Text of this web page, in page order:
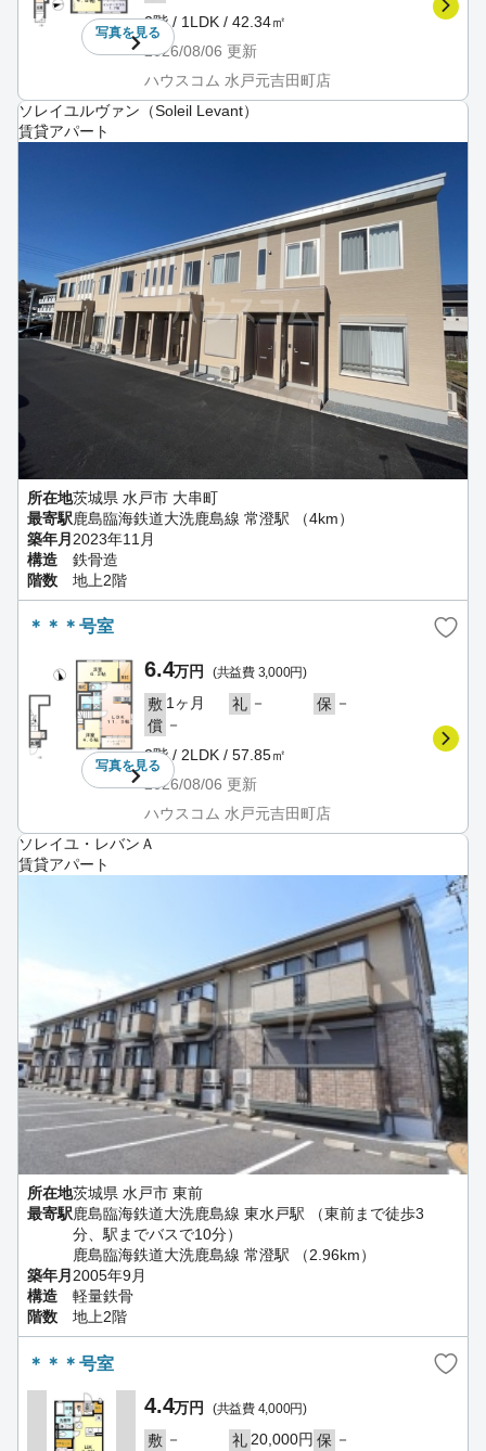
写真を見る
2階 / 1LDK / 42.34㎡
2026/08/06 更新
ハウスコム 水戸元吉田町店
ソレイユルヴァン（Soleil Levant）
賃貸アパート
所在地茨城県 水戸市 大串町
最寄駅鹿島臨海鉄道大洗鹿島線 常澄駅 （4km）
築年月2023年11月
構造
鉄骨造
階数
地上2階
＊＊＊号室
写真を見る
6.4万円 (共益費 3,000円)
敷 1ヶ月 礼 － 保 －
償 －
2階 / 2LDK / 57.85㎡
2026/08/06 更新
ハウスコム 水戸元吉田町店
ソレイユ・レバンＡ
賃貸アパート
所在地茨城県 水戸市 東前
最寄駅鹿島臨海鉄道大洗鹿島線 東水戸駅 （東前まで徒歩3
分、駅までバスで10分）
鹿島臨海鉄道大洗鹿島線 常澄駅 （2.96km）
築年月 2005年9月
構造
軽量鉄骨
階数
地上2階
＊＊＊号室
4.4万円 (共益費 4,000円)
敷 － 礼 20,000円 保 －